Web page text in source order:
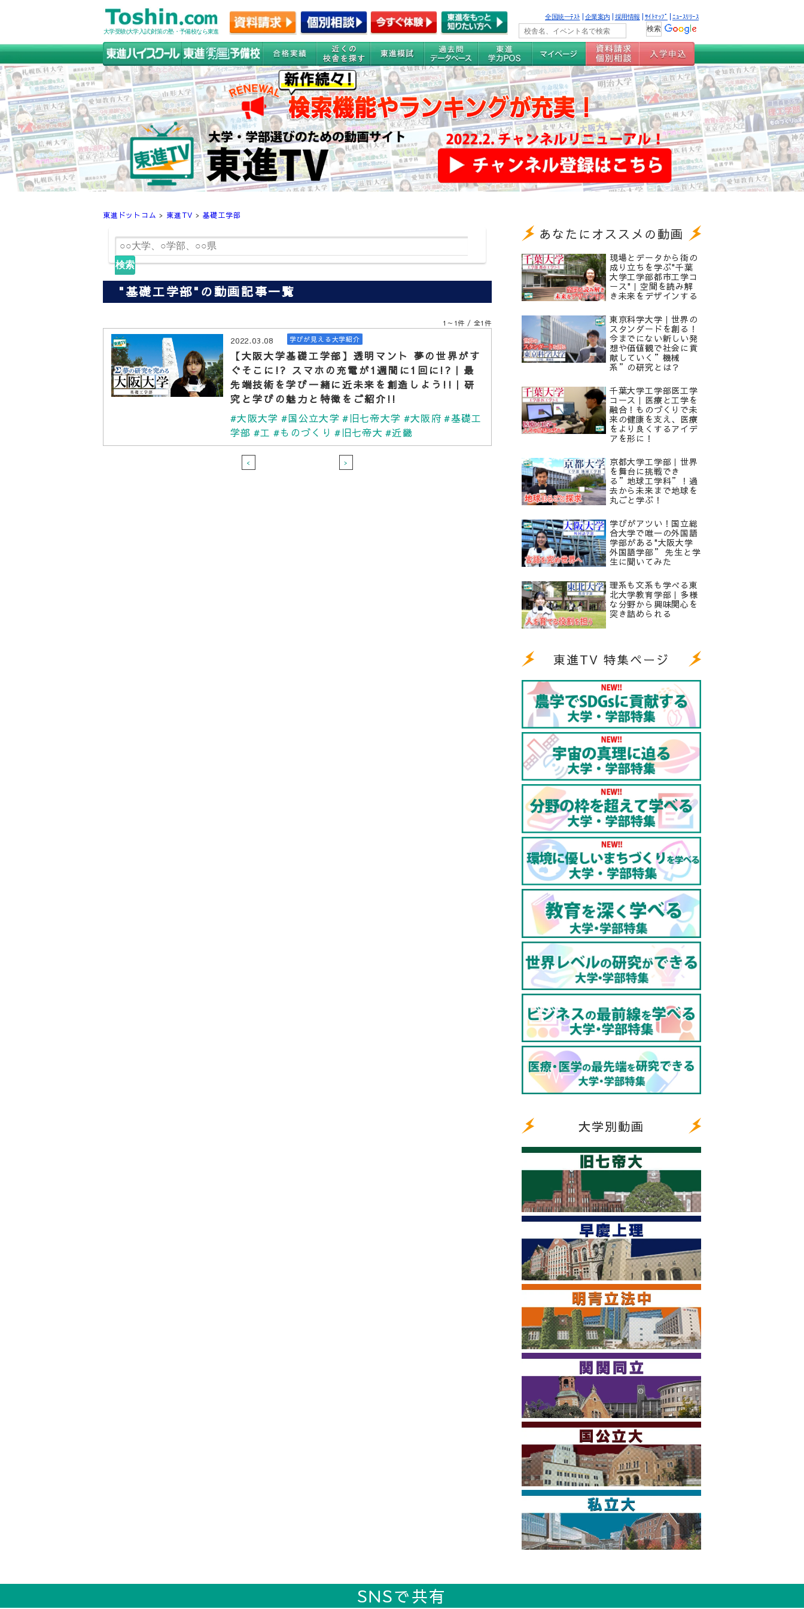
大学受験(大学入試)対策の塾・予備校なら東進
全国統一ﾃｽﾄ 企業案内 採用情報 ｻｲﾄﾏｯﾌﾟ ﾆｭｰｽﾘﾘｰｽ
東進ドットコム > 東進TV > 基礎工学部
検索
"基礎工学部"の動画記事一覧
1～1件 / 全1件
2022.03.08 学びが見える大学紹介
【大阪大学基礎工学部】透明マント 夢の世界がす
ぐそこに!? スマホの充電が1週間に1回に!?｜最
先端技術を学び一緒に近未来を創造しよう!!｜研
究と学びの魅力と特徴をご紹介!!
#大阪大学 #国公立大学 #旧七帝大学 #大阪府 #基礎工
学部 #工 #ものづくり #旧七帝大 #近畿
< >
あなたにオススメの動画
現場とデータから街の
成り立ちを学ぶ"千葉
大学工学部都市工学コ
ース"｜空間を読み解
き未来をデザインする
東京科学大学｜世界の
スタンダードを創る！
今までにない新しい発
想や価値観で社会に貢
献していく”機械
系”の研究とは？
千葉大学工学部医工学
コース｜医療と工学を
融合！ものづくりで未
来の健康を支え、医療
をより良くするアイデ
アを形に！
京都大学工学部｜世界
を舞台に挑戦でき
る”地球工学科”！過
去から未来まで地球を
丸ごと学ぶ！
学びがアツい！国立総
合大学で唯一の外国語
学部がある"大阪大学
外国語学部” 先生と学
生に聞いてみた
理系も文系も学べる東
北大学教育学部｜多様
な分野から興味関心を
突き詰められる
東進TV 特集ページ
大学別動画
SNSで共有